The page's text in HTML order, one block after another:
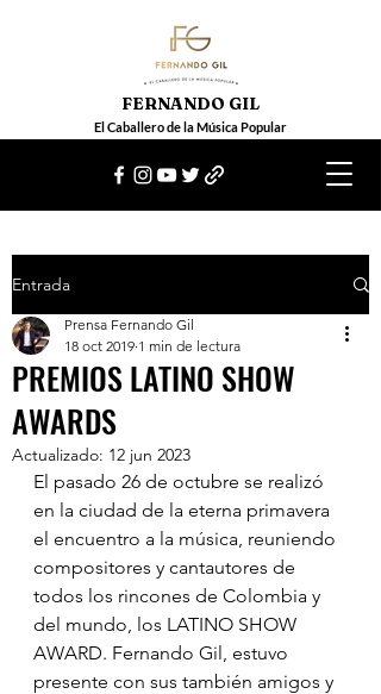
El Caballero de la Música Popular
FERNANDO GIL
Entrada
PREMIOS LATINO SHOW
AWARDS
Prensa Fernando Gil
18 oct 2019 1 min de lectura
Actualizado: 12 jun 2023
El pasado 26 de octubre se realizó
en la ciudad de la eterna primavera
el encuentro a la música, reuniendo
compositores y cantautores de
todos los rincones de Colombia y
del mundo, los LATINO SHOW
AWARD. Fernando Gil, estuvo
presente con sus también amigos y